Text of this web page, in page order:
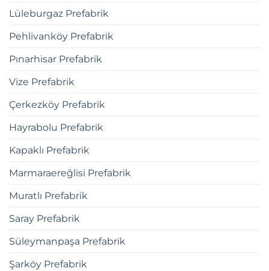
Lüleburgaz Prefabrik
Pehlivanköy Prefabrik
Pınarhisar Prefabrik
Vize Prefabrik
Çerkezköy Prefabrik
Hayrabolu Prefabrik
Kapaklı Prefabrik
Marmaraereğlisi Prefabrik
Muratlı Prefabrik
Saray Prefabrik
Süleymanpaşa Prefabrik
Şarköy Prefabrik